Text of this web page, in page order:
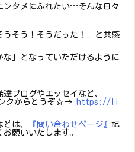
タメにふれたい…そんな日々
そう！そうだった！」と共感
」となっていただけるように
ブログやエッセイなど、
クからどうぞ☆→ https://li
は、
『問い合わせページ』 記
願いいたします。